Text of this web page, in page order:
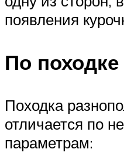
появления
По походке
Походка
отличается по
параметрам: